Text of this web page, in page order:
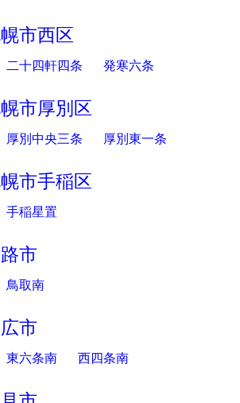
市西区
二十四軒四条 発寒六条
市厚別区
厚別中央三条 厚別東一条
市手稲区
手稲星置
市
鳥取南
市
東六条南 西四条南